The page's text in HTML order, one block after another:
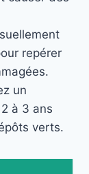
repérer
un
à 3 ans
verts.